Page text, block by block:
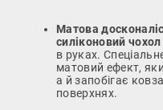
Матова
силіконовий
в руках.
матовий ефект,
а й запобігає
поверхнях.